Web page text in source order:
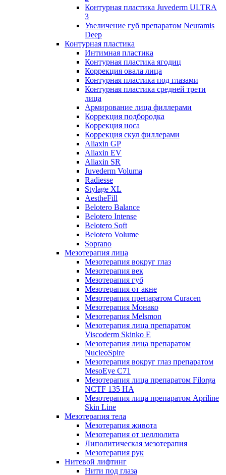
Контурная пластика Juvederm ULTRA
3
Увеличение губ препаратом Neuramis
Deep
Контурная пластика
Интимная пластика
Контурная пластика ягодиц
Коррекция овала лица
Контурная пластика под глазами
Контурная пластика средней трети
лица
Армирование лица филлерами
Коррекция подбородка
Коррекция носа
Коррекция скул филлерами
Aliaxin GP
Aliaxin EV
Aliaxin SR
Juvederm Voluma
Radiesse
Stylage XL
AestheFill
Belotero Balance
Belotero Intense
Belotero Soft
Belotero Volume
Soprano
Мезотерапия лица
Мезотерапия вокруг глаз
Мезотерапия век
Мезотерапия губ
Мезотерапия от акне
Мезотерапия препаратом Curacen
Мезотерапия Монако
Мезотерапия Melsmon
Мезотерапия лица препаратом
Viscoderm Skinko E
Мезотерапия лица препаратом
NucleoSpire
Мезотерапия вокруг глаз препаратом
MesoEye С71
Мезотерапия лица препаратом Filorga
NCTF 135 HA
Мезотерапия лица препаратом Apriline
Skin Line
Мезотерапия тела
Мезотерапия живота
Мезотерапия от целлюлита
Липолитическая мезотерапия
Мезотерапия рук
Нитевой лифтинг
Нити под глаза